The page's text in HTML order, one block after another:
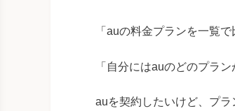
「auの料金プランを一覧
「自分にはauのどのプラ
auを契約したいけど、プ